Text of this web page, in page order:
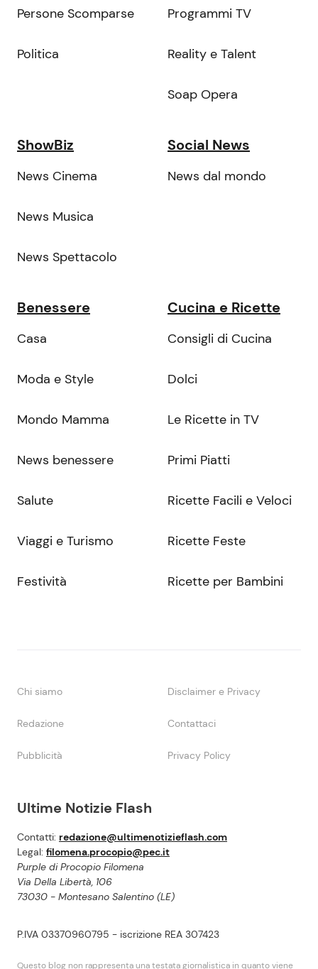
Ultime Notizie Flash
Contatti: redazione@ultimenotizieflash.com
Legal: filomena.procopio@pec.it
Purple di Procopio Filomena
Via Della Libertà, 106
73030 - Montesano Salentino (LE)
P.IVA 03370960795 - iscrizione REA 307423
Questo blog non rappresenta una testata giornalistica in quanto viene
Persone Scomparse
Politica
Programmi TV
Reality e Talent
Soap Opera
ShowBiz
News Cinema
News Musica
News Spettacolo
Social News
News dal mondo
Benessere
Casa
Moda e Style
Mondo Mamma
News benessere
Salute
Viaggi e Turismo
Festività
Cucina e Ricette
Consigli di Cucina
Dolci
Le Ricette in TV
Primi Piatti
Ricette Facili e Veloci
Ricette Feste
Ricette per Bambini
Chi siamo Disclaimer e Privacy
Redazione Contattaci
Pubblicità Privacy Policy